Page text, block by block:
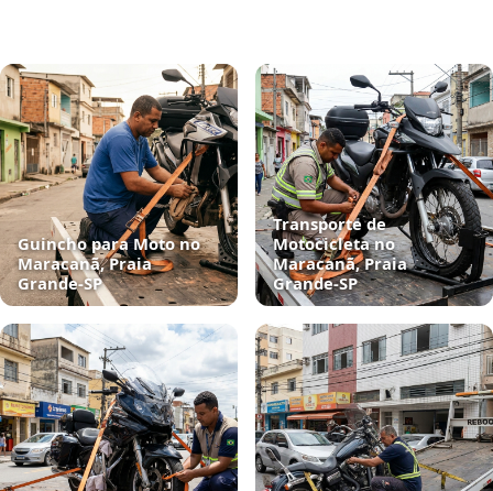
Guincho para Moto no
Maracanã, Praia
Grande‑SP
Transporte de
Motocicleta no
Maracanã, Praia
Grande‑SP